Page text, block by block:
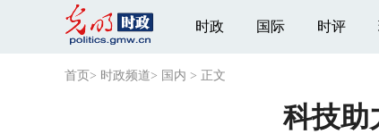
时政 国际 时评
首页 > 时政频道> 国内 > 正文
科技助